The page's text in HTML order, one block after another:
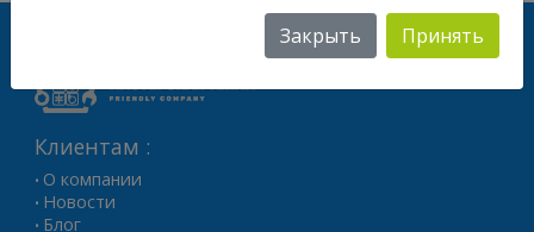
Закрыть Принять
Клиентам :
• О компании
• Новости
• Блог